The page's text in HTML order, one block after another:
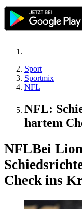
Sport
Sportmix
NFL
NFL:
hartem
NFLBei
Check ins